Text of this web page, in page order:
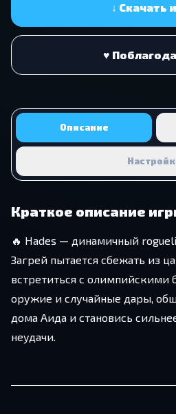
↓ Скачать
♥
Описание
Краткое описание
🔥 Hades — динамичный
Загрей пытается сбежать из
встретиться с олимпийскими
оружие и случайные дары,
дома Аида и становись
неудачи.